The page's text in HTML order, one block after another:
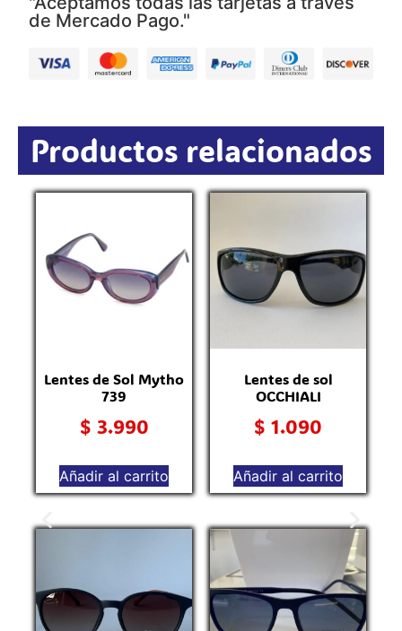
de Mercado Pago."
Productos relacionados
Lentes de Sol Mytho
739
$ 3.990
Añadir al carrito
Lentes de sol
OCCHIALI
$ 1.090
Añadir al carrito